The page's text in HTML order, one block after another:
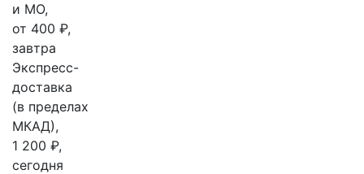
и МО,
от 400 ₽,
завтра
Экспресс-
доставка
(в пределах
МКАД),
1 200 ₽,
сегодня